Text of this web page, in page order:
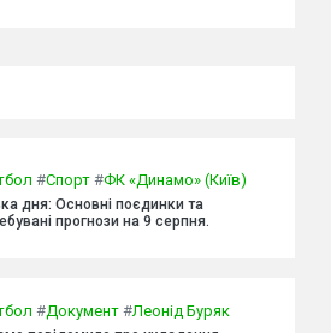
#Спорт #ФК «Динамо» (Київ)
дня: Основні поєдинки та
прогнози на 9 серпня.
#Документ #Леонід Буряк